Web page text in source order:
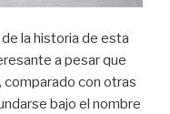
la historia de esta
a pesar que
comparado con otras
bajo el nombre